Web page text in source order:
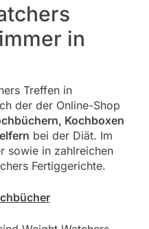
in
Treffen in
der der Online-Shop
Kochboxen
bei der Diät. Im
sowie in zahlreichen
Fertiggerichte.